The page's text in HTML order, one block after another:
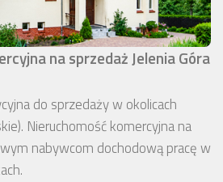
na sprzedaż Jelenia Góra
do sprzedaży w okolicach
Nieruchomość komercyjna na
nabywcom dochodową pracę w